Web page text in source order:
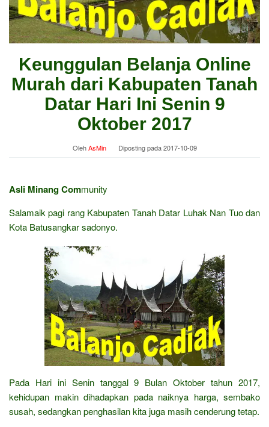
Keunggulan Belanja Online
Murah dari Kabupaten Tanah
Datar Hari Ini Senin 9
Oktober 2017
OlehAsMin Diposting pada2017-10-09
Asli Minang Community
Salamaik pagi rang Kabupaten Tanah Datar Luhak Nan Tuo dan
Kota Batusangkar sadonyo.
Pada Hari ini Senin tanggal 9 Bulan Oktober tahun 2017,
kehidupan makin dihadapkan pada naiknya harga, sembako
susah, sedangkan penghasilan kita juga masih cenderung tetap.